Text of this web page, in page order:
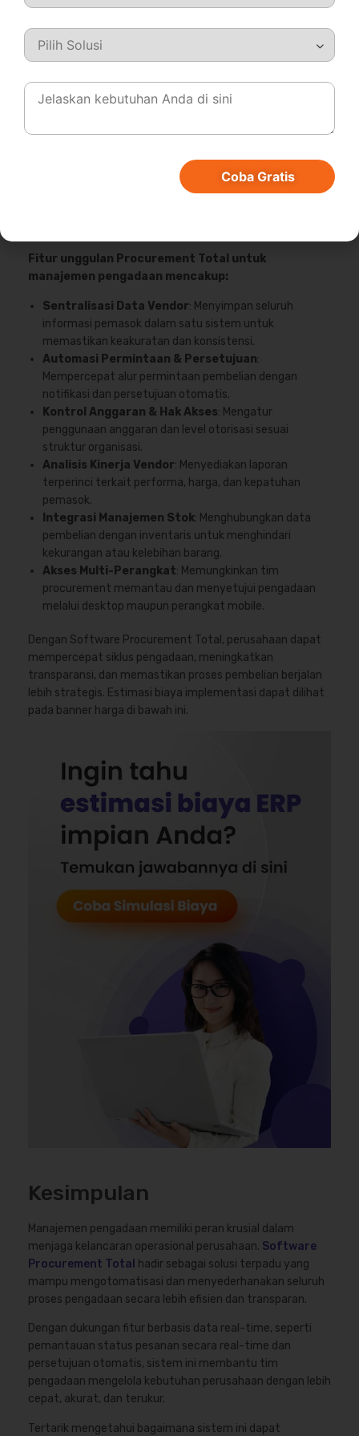
terintegrasi yang dirancang untuk meningkatkan efisiensi
proses pengadaan barang dan jasa. Sistem ini
perusahaan mengelola siklus pengadaan secara
integrasi dengan aplikasi bisnis lain serta fitur analitik real-
time yang mendukung keputusan berbasis data. Dengan
demikian, perusahaan dapat mengoptimalkan proses
Fitur unggulan Procurement Total untuk
manajemen pengadaan mencakup:
Sentralisasi Data Vendor: Menyimpan seluruh
informasi pemasok dalam satu sistem untuk
memastikan keakuratan dan konsistensi.
Automasi Permintaan & Persetujuan:
Mempercepat alur permintaan pembelian dengan
notifikasi dan persetujuan otomatis.
Kontrol Anggaran & Hak Akses: Mengatur
penggunaan anggaran dan level otorisasi sesuai
struktur organisasi.
Analisis Kinerja Vendor: Menyediakan laporan
terperinci terkait performa, harga, dan kepatuhan
pemasok.
Integrasi Manajemen Stok: Menghubungkan data
pembelian dengan inventaris untuk menghindari
kekurangan atau kelebihan barang.
Akses Multi-Perangkat: Memungkinkan tim
procurement memantau dan menyetujui pengadaan
melalui desktop maupun perangkat mobile.
Dengan Software Procurement Total, perusahaan dapat
mempercepat siklus pengadaan, meningkatkan
transparansi, dan memastikan proses pembelian berjalan
lebih strategis. Estimasi biaya implementasi dapat dilihat
pada banner harga di bawah ini.
Kesimpulan
Manajemen pengadaan memiliki peran krusial dalam
menjaga kelancaran operasional perusahaan. Software
Procurement Total hadir sebagai solusi terpadu yang
mampu mengotomatisasi dan menyederhanakan seluruh
proses pengadaan secara lebih efisien dan transparan.
Dengan dukungan fitur berbasis data real-time, seperti
pemantauan status pesanan secara real-time dan
persetujuan otomatis, sistem ini membantu tim
pengadaan mengelola kebutuhan perusahaan dengan lebih
cepat, akurat, dan terukur.
Tertarik mengetahui bagaimana sistem ini dapat
Coba Gratis